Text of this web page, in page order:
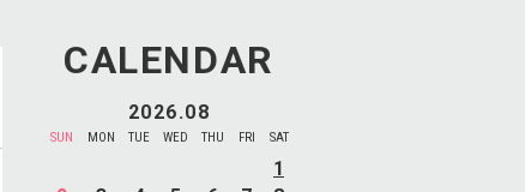
CALENDAR
2026.08
SUN MON TUE WED THU FRI SAT
1